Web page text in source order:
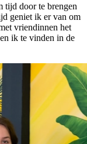
tijd door te brengen
geniet ik er van om
vriendinnen het
ik te vinden in de